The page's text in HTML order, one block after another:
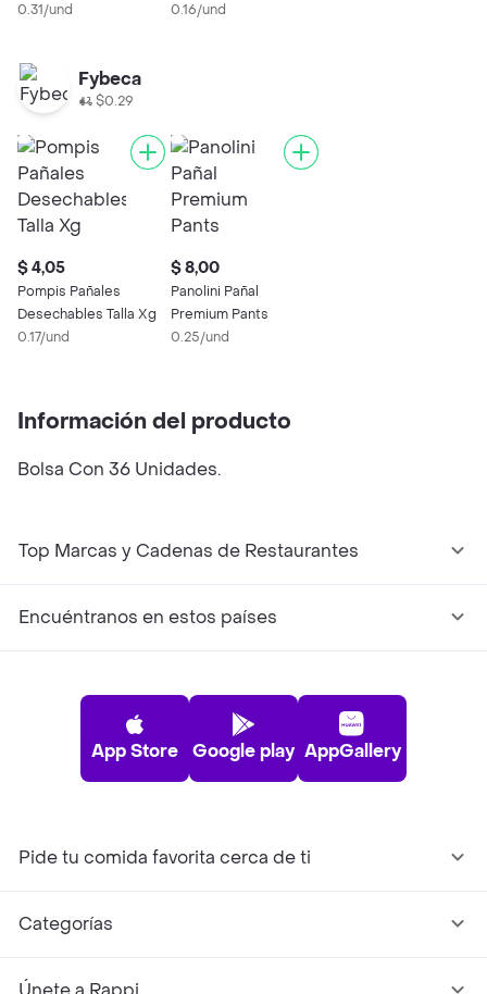
0.31/und
0.16/und
Fybeca
$0.29
$ 4,05
Pompis Pañales
Desechables Talla Xg
0.17/und
$ 8,00
Panolini Pañal
Premium Pants
0.25/und
Información del producto
Bolsa Con 36 Unidades.
Top Marcas y Cadenas de Restaurantes
Encuéntranos en estos países
App Store Google play AppGallery
Pide tu comida favorita cerca de ti
Categorías